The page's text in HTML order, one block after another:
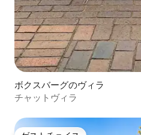
ボクスバーグのヴィラ
チャットヴィラ